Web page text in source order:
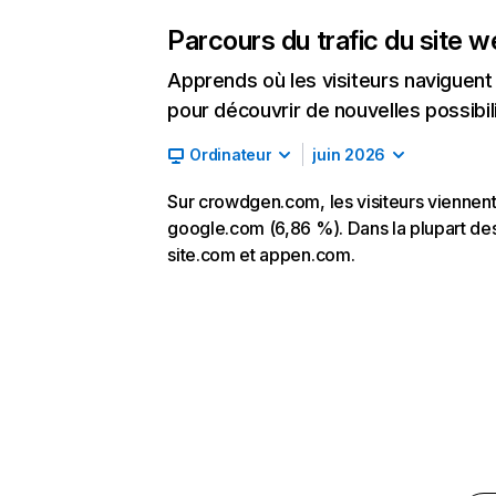
Parcours du trafic du site
Apprends où les visiteurs
pour découvrir de nouvelles
Ordinateur juin 2026
Sur crowdgen.com, les visiteurs
google.com (6,86 %). Dans la plupart
site.com et appen.com.